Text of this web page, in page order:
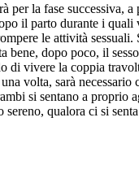
per la fase successiva,
il parto durante i quali
le attività sessuali.
bene, dopo poco, il
di vivere la coppia
volta, sarà necessario
si sentano a proprio
qualora ci si